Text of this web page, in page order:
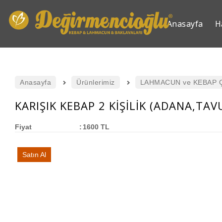
Anasayfa
Anasayfa Ürünlerimiz LAHMACUN ve KEBAP
KARIŞIK KEBAP 2 KİŞİLİK
Fiyat : 1600 TL
Satın Al